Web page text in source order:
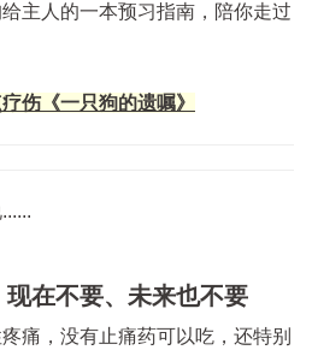
主人的一本预习指南，陪你走过
伤《一只狗的遗嘱》
在不要、未来也不要
痛，没有止痛药可以吃，还特别